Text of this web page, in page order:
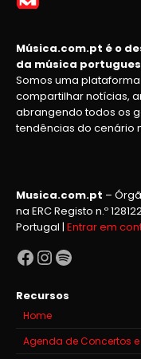
Música.com.pt é o
da música
Somos uma
compartilhar notícias,
abrangendo todos os
tendências do cenário
Musica.com.pt –
na ERC Registo n.º
Portugal | Entrar em
Facebook
Instagram
Spotify
Recursos
Home
Agenda de Concertos e